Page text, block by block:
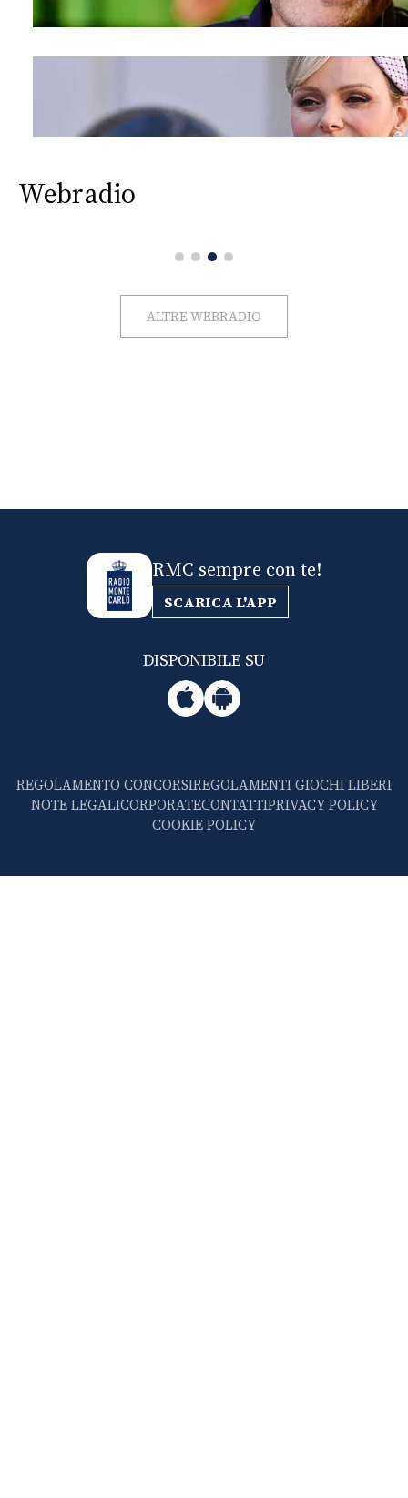
Webradio
ALTRE WEBRADIO
RMC sempre con te!
SCARICA L'APP
DISPONIBILE SU
REGOLAMENTO CONCORSIREGOLAMENTI GIOCHI LIBERI
NOTE LEGALICORPORATECONTATTIPRIVACY POLICY
COOKIE POLICY